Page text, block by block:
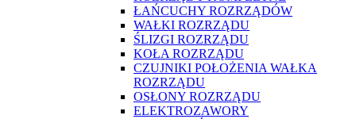
ŁAŃCUCHY ROZRZĄDÓW
WAŁKI ROZRZĄDU
ŚLIZGI ROZRZĄDU
KOŁA ROZRZĄDU
CZUJNIKI POŁOŻENIA WAŁKA
ROZRZĄDU
OSŁONY ROZRZĄDU
ELEKTROZAWORY